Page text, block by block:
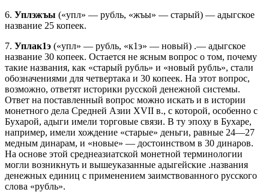
6. Уплэжъы («упл» — рубль, «жъы» — старый) — адыгское
название 25 копеек.
7. Уплак1э («упл» — рубль, «к1э» — новый) .— адыгское
название 30 копеек. Остается не ясным вопрос о том, почему
такие названия, как «старый рубль» и «новый рубль», стали
обозначениями для четвертака и 30 копеек. На этот вопрос,
возможно, ответят историки русской денежной системы.
Ответ на поставленный вопрос можно искать и в истории
монетного дела Средней Азии XVII в., с которой, особенно с
Бухарой, адыги имели торговые связи. В ту эпоху в Бухаре,
например, имели хождение «старые» деньги, равные 24—27
медным динарам, и «новые» — достоинством в 30 динаров.
На основе этой среднеазиатской монетной терминологии
могли возникнуть и вышеуказанные адыгейские .названия
денежных единиц с применением заимствованного русского
слова «рубль».